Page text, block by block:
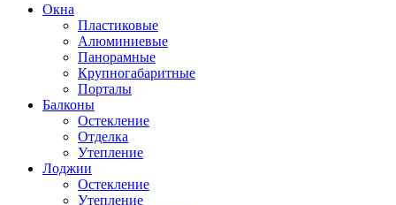
Окна
Пластиковые
Алюминиевые
Панорамные
Крупногабаритные
Порталы
Балконы
Остекление
Отделка
Утепление
Лоджии
Остекление
Утепление